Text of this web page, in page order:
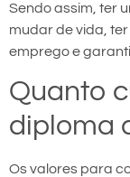
Sendo assim, ter
mudar de vida,
emprego e
Quanto
diploma
Os valores para